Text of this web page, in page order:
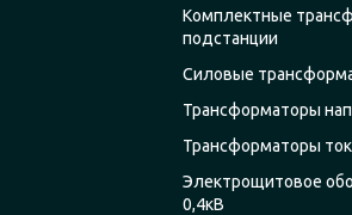
Комплектные
подстанции
Силовые
Трансформаторы
Трансформаторы
Электрощитовое
0,4кВ